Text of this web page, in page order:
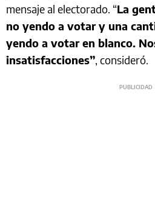
mensaje al electorado. “La
no yendo a votar y una
yendo a votar en blanco.
insatisfacciones”, consideró.